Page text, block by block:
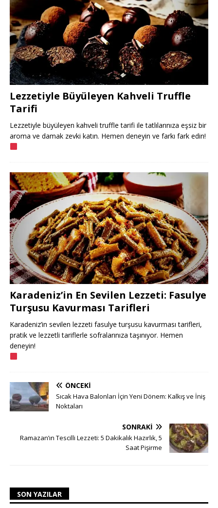
Lezzetiyle Büyüleyen Kahveli Truffle
Tarifi
Lezzetiyle büyüleyen kahveli truffle tarifi ile tatlılarınıza eşsiz bir
aroma ve damak zevki katın. Hemen deneyin ve farkı fark edin!
Karadeniz’in En Sevilen Lezzeti: Fasulye
Turşusu Kavurması Tarifleri
Karadeniz’in sevilen lezzeti fasulye turşusu kavurması tarifleri,
pratik ve lezzetli tariflerle sofralarınıza taşınıyor. Hemen
deneyin!
ÖNCEKI
Sıcak Hava Balonları İçin Yeni Dönem: Kalkış ve İniş
Noktaları
SONRAKI
Ramazan’ın Tescilli Lezzeti: 5 Dakikalık Hazırlık, 5
Saat Pişirme
SON YAZILAR